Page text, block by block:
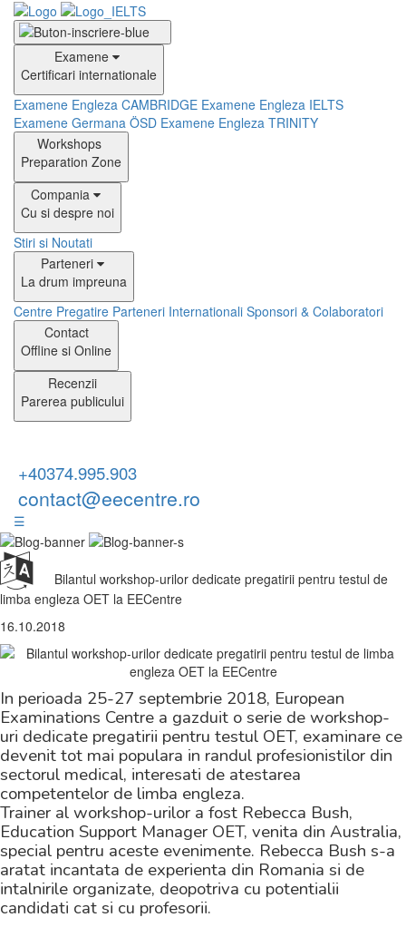
Examene
Certificari internationale
Examene Engleza CAMBRIDGE Examene Engleza IELTS
Examene Germana ÖSD Examene Engleza TRINITY
Workshops
Preparation Zone
Compania
Cu si despre noi
Stiri si Noutati
Parteneri
La drum impreuna
Centre Pregatire Parteneri Internationali Sponsori & Colaboratori
Contact
Offline si Online
Recenzii
Parerea publicului
+40374.995.903
contact@eecentre.ro
☰
Bilantul workshop-urilor dedicate pregatirii pentru testul de
limba engleza OET la EECentre
16.10.2018
In perioada 25-27 septembrie 2018, European
Examinations Centre a gazduit o serie de workshop-
uri dedicate pregatirii pentru testul OET, examinare ce
devenit tot mai populara in randul profesionistilor din
sectorul medical, interesati de atestarea
competentelor de limba engleza.
Trainer al workshop-urilor a fost Rebecca Bush,
Education Support Manager OET, venita din Australia,
special pentru aceste evenimente. Rebecca Bush s-a
aratat incantata de experienta din Romania si de
intalnirile organizate, deopotriva cu potentialii
candidati cat si cu profesorii.